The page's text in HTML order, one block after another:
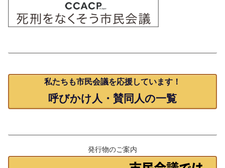
私たちも市民会議を応援しています！
呼びかけ人・賛同人の一覧
発行物のご案内